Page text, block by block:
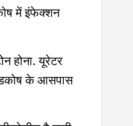
में इंफेक्शन
होना. यूरेटर
के आसपास